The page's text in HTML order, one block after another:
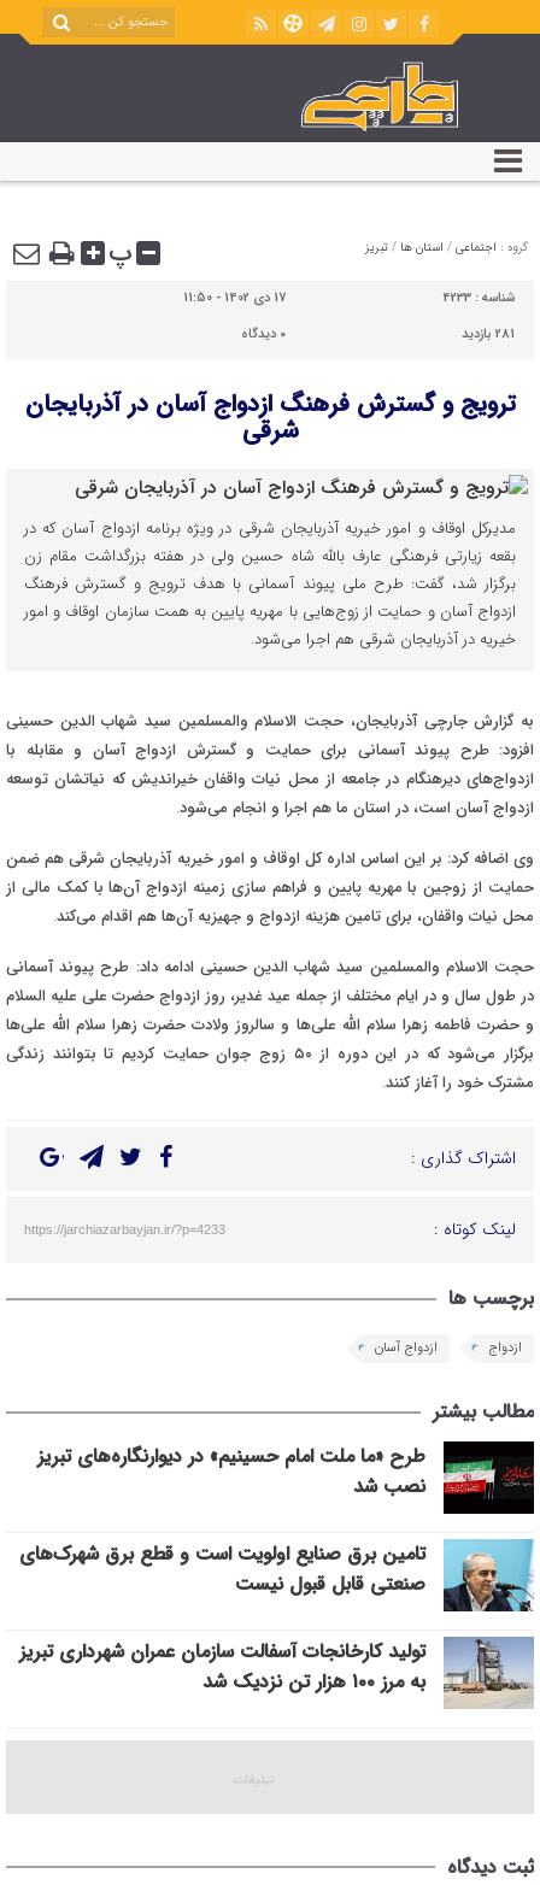
گروه : اجتماعی / استان ها / تبریز پ
شناسه : 4233
17 دی 1402 - 11:50
281 بازدید
۰ دیدگاه
ترویج و گسترش فرهنگ ازدواج آسان در آذربایجان
شرقی
مدیرکل اوقاف و امور خیریه آذربایجان شرقی در ویژه برنامه ازدواج آسان که در
بقعه زیارتی فرهنگی عارف بالله شاه حسین ولی در هفته بزرگداشت مقام زن
برگزار شد، گفت: طرح ملی پیوند آسمانی با هدف ترویج و گسترش فرهنگ
ازدواج آسان و حمایت از زوج‌هایی با مهریه پایین به همت سازمان اوقاف و امور
خیریه در آذربایجان شرقی هم اجرا می‌شود.
به گزارش جارچی آذربایجان، حجت الاسلام والمسلمین سید شهاب الدین حسینی
افزود: طرح پیوند آسمانی برای حمایت و گسترش ازدواج آسان و مقابله با
ازدواج‌های دیرهنگام در جامعه از محل نیات واقفان خیراندیش که نیاتشان توسعه
ازدواج آسان است، در استان ما هم اجرا و انجام می‌شود.
وی اضافه کرد: بر این اساس اداره کل اوقاف و امور خیریه آذربایجان شرقی هم ضمن
حمایت از زوجین با مهریه پایین و فراهم سازی زمینه ازدواج آن‌ها با کمک مالی از
محل نیات واقفان، برای تامین هزینه ازدواج و جهیزیه آن‌ها هم اقدام می‌کند.
حجت الاسلام والمسلمین سید شهاب الدین حسینی ادامه داد: طرح پیوند آسمانی
در طول سال و در ایام مختلف از جمله عید غدیر، روز ازدواج حضرت علی علیه السلام
و حضرت فاطمه زهرا سلام الله علی‌ها و سالروز ولادت حضرت زهرا سلام الله علی‌ها
برگزار می‌شود که در این دوره از ۵۰ زوج جوان حمایت کردیم تا بتوانند زندگی
مشترک خود را آغاز کنند.
اشتراک گذاری :
لینک کوتاه : https://jarchiazarbayjan.ir/?p=4233
برچسب ها
ازدواج ازدواج آسان
مطالب بیشتر
طرح «ما ملت امام حسینیم» در دیوارنگاره‌های تبریز
نصب شد
تامین برق صنایع اولویت است و قطع برق شهرک‌های
صنعتی قابل قبول نیست
تولید کارخانجات آسفالت سازمان عمران شهرداری تبریز
به مرز ۱۰۰ هزار تن نزدیک شد
ثبت دیدگاه